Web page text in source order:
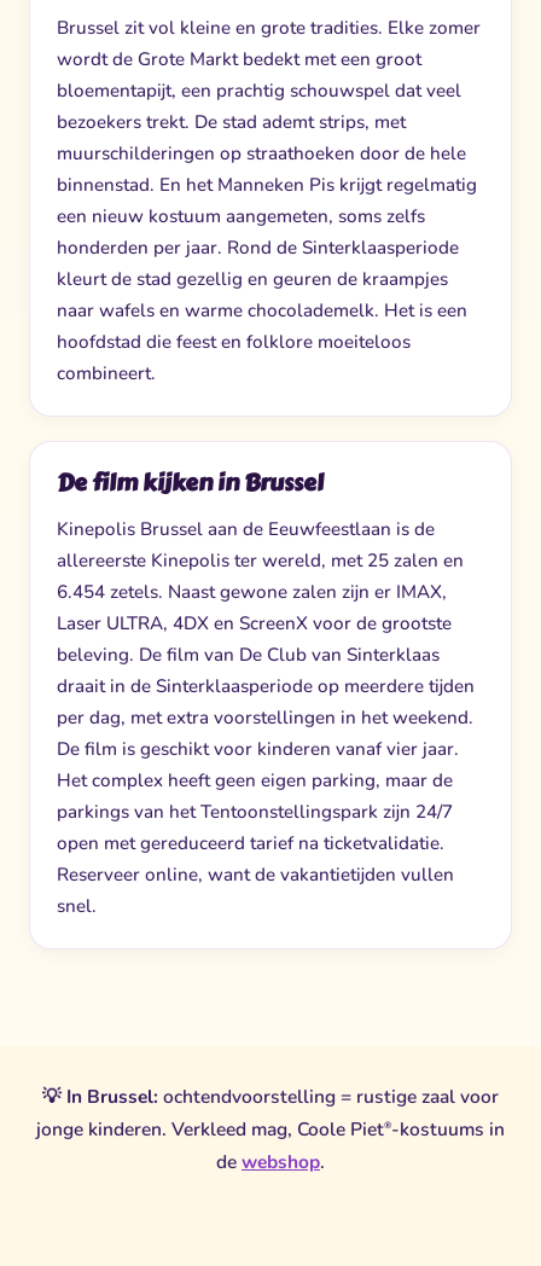
Brussel zit vol kleine en grote tradities. Elke zomer
wordt de Grote Markt bedekt met een groot
bloementapijt, een prachtig schouwspel dat veel
bezoekers trekt. De stad ademt strips, met
muurschilderingen op straathoeken door de hele
binnenstad. En het Manneken Pis krijgt regelmatig
een nieuw kostuum aangemeten, soms zelfs
honderden per jaar. Rond de Sinterklaasperiode
kleurt de stad gezellig en geuren de kraampjes
naar wafels en warme chocolademelk. Het is een
hoofdstad die feest en folklore moeiteloos
combineert.
De film kijken in Brussel
Kinepolis Brussel aan de Eeuwfeestlaan is de
allereerste Kinepolis ter wereld, met 25 zalen en
6.454 zetels. Naast gewone zalen zijn er IMAX,
Laser ULTRA, 4DX en ScreenX voor de grootste
beleving. De film van De Club van Sinterklaas
draait in de Sinterklaasperiode op meerdere tijden
per dag, met extra voorstellingen in het weekend.
De film is geschikt voor kinderen vanaf vier jaar.
Het complex heeft geen eigen parking, maar de
parkings van het Tentoonstellingspark zijn 24/7
open met gereduceerd tarief na ticketvalidatie.
Reserveer online, want de vakantietijden vullen
snel.
💡 In Brussel: ochtendvoorstelling = rustige zaal voor
jonge kinderen. Verkleed mag, Coole Piet®-kostuums in
dewebshop.